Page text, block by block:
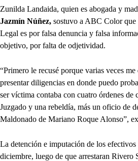
Zunilda Landaida, quien es abogada y
Jazmín Núñez, sostuvo a ABC Color que
Legal es por falsa denuncia y falsa
objetivo, por falta de odjetividad.
“Primero le recusé porque varias veces
presentar diligencias en donde puedo
ser víctima contaba con cuatro órdenes de
Juzgado y una rebeldía, más un oficio de
Maldonado de Mariano Roque Alonso”,
La detención e imputación de los
diciembre, luego de que arrestaran Rivero